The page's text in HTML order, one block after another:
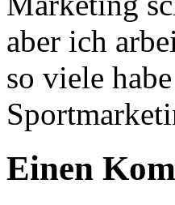
aber ich
so viele
Einen